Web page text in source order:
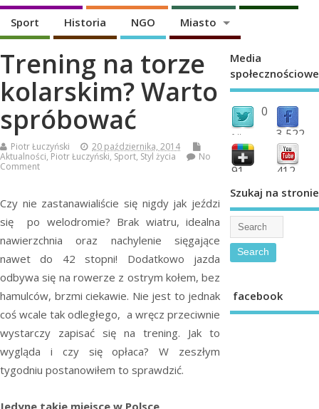
Sport Historia NGO Miasto
Trening na torze
kolarskim? Warto
spróbować
Piotr Łuczyński
20 października, 2014
Aktualności, Piotr Łuczyński, Sport, Styl życia
No
Comment
Czy nie zastanawialiście się nigdy jak jeździ
się po welodromie? Brak wiatru, idealna
nawierzchnia oraz nachylenie sięgające
nawet do 42 stopni! Dodatkowo jazda
odbywa się na rowerze z ostrym kołem, bez
hamulców, brzmi ciekawie. Nie jest to jednak
coś wcale tak odległego, a wręcz przeciwnie
wystarczy zapisać się na trening. Jak to
wygląda i czy się opłaca? W zeszłym
tygodniu postanowiłem to sprawdzić.
Jedyne takie miejsce w Polsce
Media
społecznościowe
0
followers 3,522
fans
91 412
Szukaj na stronie
facebook